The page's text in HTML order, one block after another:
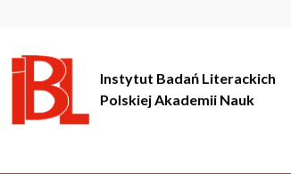
Instytut Badań Literackich
Polskiej Akademii Nauk